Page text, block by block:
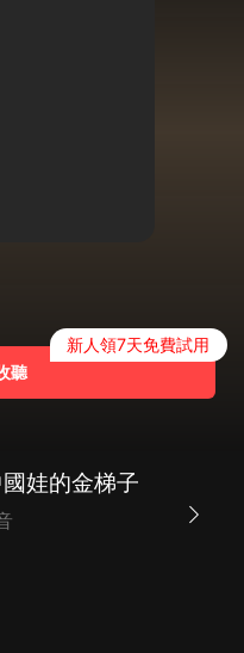
聽
新人領7天免費試用
娃的金梯子